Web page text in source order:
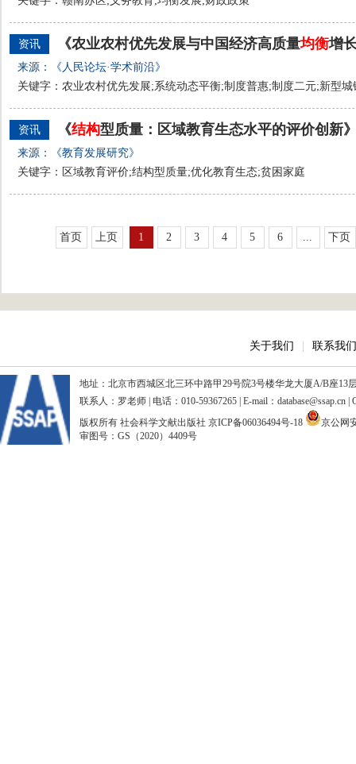
资讯 《农业农村优先发展与中国经济高质量均衡增
来源：《人民论坛·学术前沿》
关键字：农业农村优先发展;系统动态平衡;制度普惠;制度二元;新型城
资讯 《结构型质量：区域教育生态水平的评价创新
来源：《教育发展研究》
关键字：区域教育评价;结构型质量;优化教育生态;贫困家庭
首页 上页 1 2 3 4 5 6 ... 下页
关于我们 联系我们
地址：北京市西城区北三环中路甲29号院3号楼华龙大厦A/B座13
联系人：罗老师 | 电话：010-59367265 | E-mail：database@ssap.cn
版权所有 社会科学文献出版社 京ICP备06036494号-18
京公网
审图号：GS（2020）4409号